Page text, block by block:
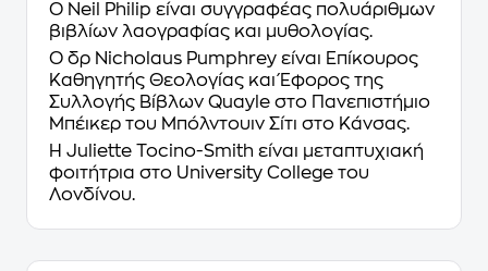
Ο Neil Philip είναι συγγραφέας πολυάριθμων
βιβλίων λαογραφίας και μυθολογίας.
Ο δρ Nicholaus Pumphrey είναι Επίκουρος
Καθηγητής Θεολογίας και Έφορος της
Συλλογής Βίβλων Quayle στο Πανεπιστήμιο
Μπέικερ του Μπόλντουιν Σίτι στο Κάνσας.
Η Juliette Tocino-Smith είναι μεταπτυχιακή
φοιτήτρια στο University College του
Λονδίνου.